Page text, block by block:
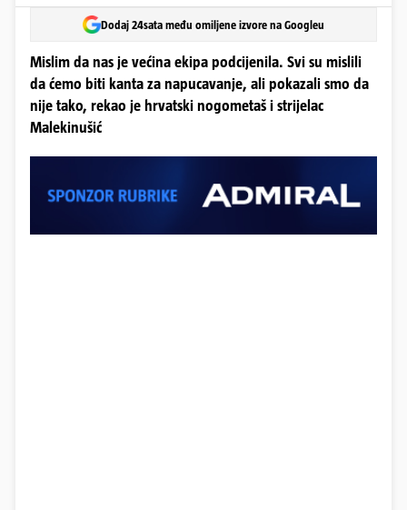
Dodaj 24sata među omiljene izvore na Googleu
Mislim da nas je većina ekipa podcijenila. Svi su mislili
da ćemo biti kanta za napucavanje, ali pokazali smo da
nije tako, rekao je hrvatski nogometaš i strijelac
Malekinušić